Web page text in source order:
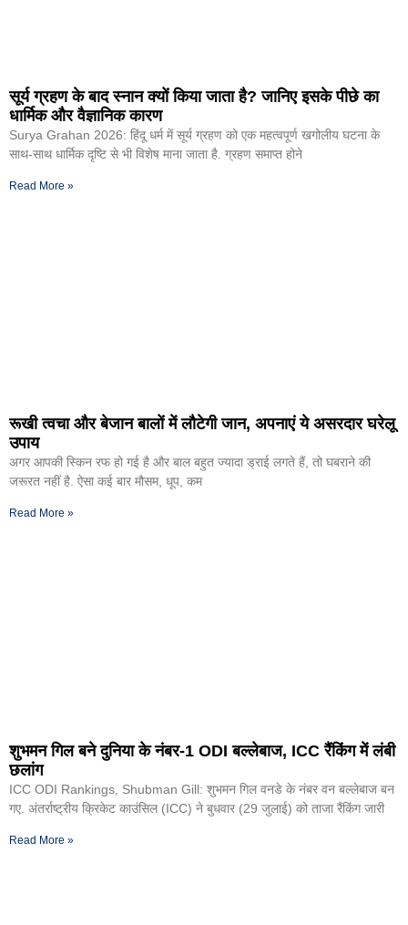
सूर्य ग्रहण के बाद स्नान क्यों किया जाता है? जानिए इसके पीछे का
धार्मिक और वैज्ञानिक कारण
Surya Grahan 2026: हिंदू धर्म में सूर्य ग्रहण को एक महत्वपूर्ण खगोलीय घटना के
साथ-साथ धार्मिक दृष्टि से भी विशेष माना जाता है. ग्रहण समाप्त होने
Read More »
रूखी त्वचा और बेजान बालों में लौटेगी जान, अपनाएं ये असरदार घरेलू
उपाय
अगर आपकी स्किन रफ हो गई है और बाल बहुत ज्यादा ड्राई लगते हैं, तो घबराने की
जरूरत नहीं है. ऐसा कई बार मौसम, धूप, कम
Read More »
शुभमन गिल बने दुनिया के नंबर-1 ODI बल्लेबाज, ICC रैंकिंग में लंबी
छलांग
ICC ODI Rankings, Shubman Gill: शुभमन गिल वनडे के नंबर वन बल्लेबाज बन
गए. अंतर्राष्ट्रीय क्रिकेट काउंसिल (ICC) ने बुधवार (29 जुलाई) को ताजा रैंकिंग जारी
Read More »